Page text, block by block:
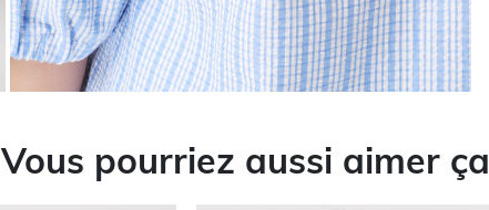
Vous pourriez aussi aimer ça